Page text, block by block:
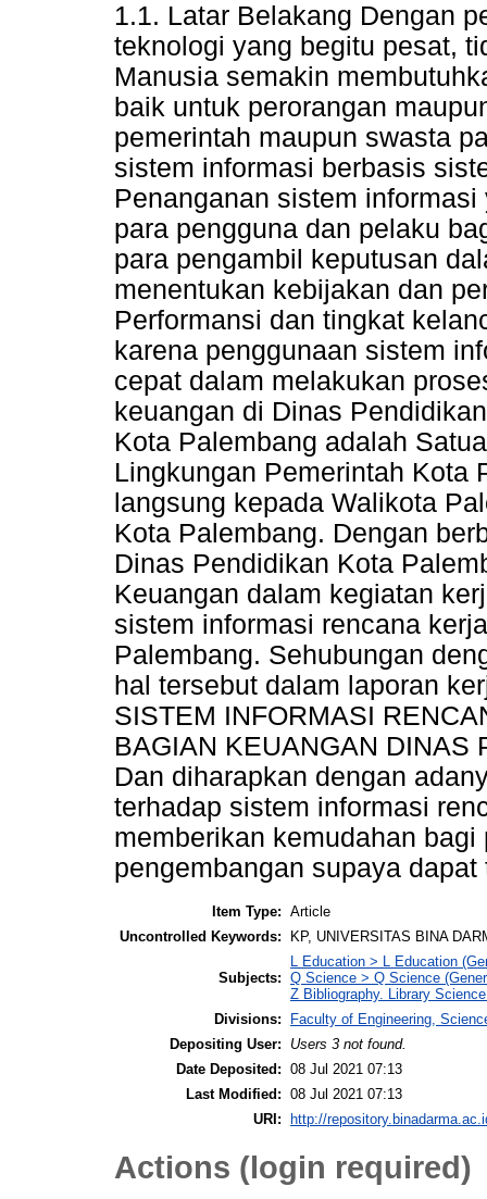
1.1. Latar Belakang Dengan
teknologi yang begitu pesat,
Manusia semakin
baik untuk perorangan
pemerintah maupun swasta
sistem informasi berbasis
Penanganan sistem
para pengguna dan pelaku
para pengambil keputusan
menentukan kebijakan dan
Performansi dan tingkat
karena penggunaan sistem
cepat dalam melakukan
keuangan di Dinas
Kota Palembang adalah
Lingkungan Pemerintah Kota
langsung kepada Walikota
Kota Palembang. Dengan
Dinas Pendidikan Kota
Keuangan dalam kegiatan
sistem informasi rencana
Palembang. Sehubungan
hal tersebut dalam laporan
SISTEM INFORMASI
BAGIAN KEUANGAN DINAS
Dan diharapkan dengan
terhadap sistem informasi
memberikan kemudahan
pengembangan supaya
Item Type: Article
Uncontrolled Keywords:
KP, UNIVERSITAS BINA
Subjects:
L Education > L Education
Q Science > Q Science
Z Bibliography. Library
Divisions:
Faculty of Engineering,
Depositing User:
Users 3 not found.
Date Deposited: 08 Jul 2021 07:13
Last Modified: 08 Jul 2021 07:13
URI:
http://
Actions (login required)